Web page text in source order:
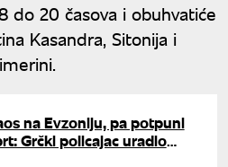
do 20 časova i obuhvatiće
Kasandra, Sitonija i
na Evzoniju, pa potpuni
Grčki policajac uradio